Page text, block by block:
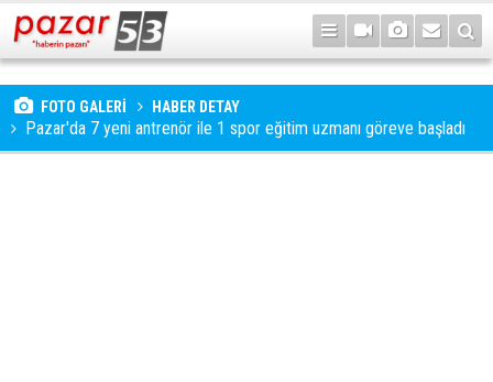
FOTO GALERİ HABER DETAY
Pazar'da 7 yeni antrenör ile 1 spor eğitim uzmanı göreve başladı